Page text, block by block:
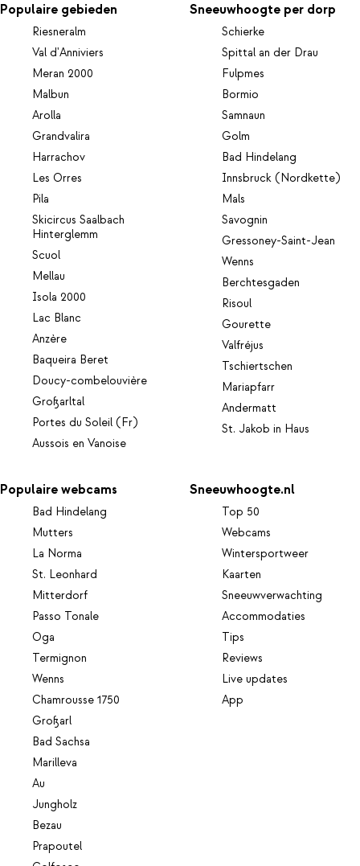
Populaire gebieden
Riesneralm
Val d'Anniviers
Meran 2000
Malbun
Arolla
Grandvalira
Harrachov
Les Orres
Pila
Skicircus Saalbach
Hinterglemm
Scuol
Mellau
Isola 2000
Lac Blanc
Anzère
Baqueira Beret
Doucy-combelouvière
Großarltal
Portes du Soleil (Fr)
Aussois en Vanoise
Sneeuwhoogte per dorp
Schierke
Spittal an der Drau
Fulpmes
Bormio
Samnaun
Golm
Bad Hindelang
Innsbruck (Nordkette)
Mals
Savognin
Gressoney-Saint-Jean
Wenns
Berchtesgaden
Risoul
Gourette
Valfréjus
Tschiertschen
Mariapfarr
Andermatt
St. Jakob in Haus
Populaire webcams
Bad Hindelang
Mutters
La Norma
St. Leonhard
Mitterdorf
Passo Tonale
Oga
Termignon
Wenns
Chamrousse 1750
Großarl
Bad Sachsa
Marilleva
Au
Jungholz
Bezau
Prapoutel
Sneeuwhoogte.nl
Top 50
Webcams
Wintersportweer
Kaarten
Sneeuwverwachting
Accommodaties
Tips
Reviews
Live updates
App